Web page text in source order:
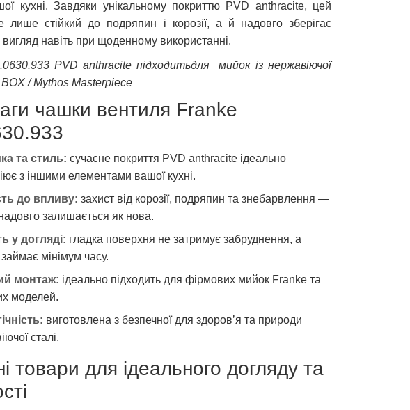
кухні. Завдяки унікальному покриттю PVD anthracite, цей
лише стійкий до подряпин і корозії, а й надовго зберігає
вигляд навіть при щоденному використанні.
PVD anthracite підходитьдля мийок із нержавіючої
BOX / Mythos Masterpiece
чашки вентиля Franke
та стиль: сучасне покриття PVD anthracite ідеально
з іншими елементами вашої кухні.
до впливу: захист від корозії, подряпин та знебарвлення —
залишається як нова.
у догляді: гладка поверхня не затримує забруднення, а
мінімум часу.
монтаж: ідеально підходить для фірмових мийок Franke та
моделей.
виготовлена з безпечної для здоров’я та природи
сталі.
товари для ідеального догляду та